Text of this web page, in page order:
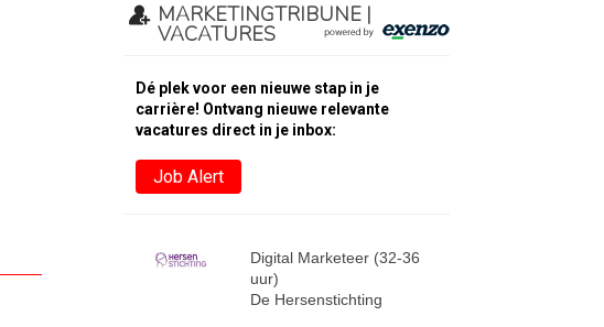
MARKETINGTRIBUNE |
VACATURES
Dé plek voor een nieuwe stap in je
carrière! Ontvang nieuwe relevante
vacatures direct in je inbox:
Job Alert
Digital Marketeer (32-36
uur)
De Hersenstichting